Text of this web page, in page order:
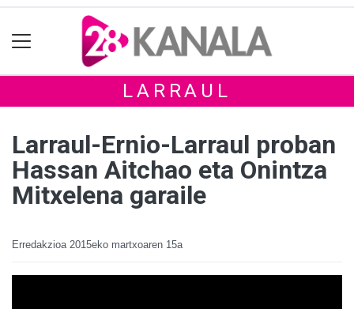
LARRAUL
Larraul-Ernio-Larraul proban
Hassan Aitchao eta Onintza
Mitxelena garaile
Erredakzioa 2015eko martxoaren 15a